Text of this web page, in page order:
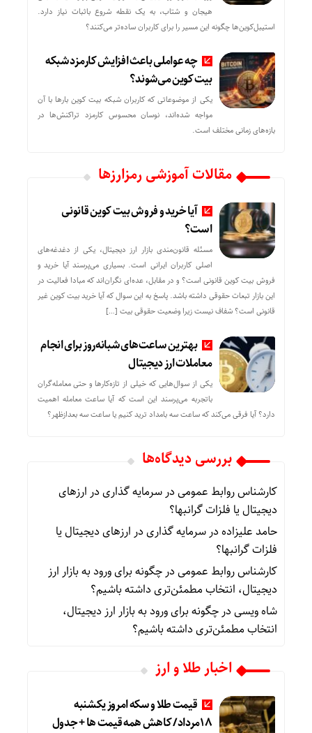
هیجان و شتاب، به یک نقطه شروع باثبات نیاز دارد.
استیبل‌کوین‌ها چگونه این مسیر را برای کاربران ساده‌تر می‌کنند؟
چه عواملی باعث افزایش کارمزد شبکه
بیت کوین می‌شوند؟
یکی از موضوعاتی که کاربران شبکه بیت کوین بارها با آن
مواجه شده‌اند، نوسان محسوس کارمزد تراکنش‌ها در
بازه‌های زمانی مختلف است.
مقالات آموزشی رمزارزها
آیا خرید و فروش بیت کوین قانونی
است؟
مسئله قانون‌مندی بازار ارز دیجیتال، یکی از دغدغه‌های
اصلی کاربران ایرانی است. بسیاری می‌پرسند آیا خرید و
فروش بیت کوین قانونی است؟ و در مقابل، عده‌ای نگران‌اند که مبادا فعالیت در
این بازار تبعات حقوقی داشته باشد. پاسخ به این سوال که آیا خرید بیت کوین غیر
قانونی است؟ شفاف نیست زیرا وضعیت حقوقی بیت‌ […]
بهترین ساعت‌های شبانه‌روز برای انجام
معاملات ارز دیجیتال
یکی از سوال‌هایی که خیلی از تازه‌کارها و حتی معامله‌گران
باتجربه می‌پرسند این است که آیا ساعت معامله اهمیت
دارد؟ آیا فرقی می‌کند که ساعت سه بامداد ترید کنیم یا ساعت سه بعدازظهر؟
بررسی دیدگاه‌ها
کارشناس روابط عمومیدرسرمایه گذاری در ارزهای
دیجیتال یا فلزات گرانبها؟
حامد علیزادهدرسرمایه گذاری در ارزهای دیجیتال یا
فلزات گرانبها؟
کارشناس روابط عمومیدرچگونه برای ورود به بازار ارز
دیجیتال، انتخاب مطمئن‌تری داشته باشیم؟
شاه ویسیدرچگونه برای ورود به بازار ارز دیجیتال،
انتخاب مطمئن‌تری داشته باشیم؟
اخبار طلا و ارز
قیمت طلا و سکه امروز یکشنبه
18مرداد/ کاهش همه قیمت ها + جدول